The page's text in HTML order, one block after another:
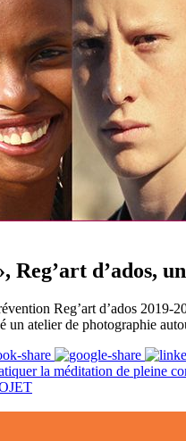
Reg’art d’ados,
Reg’art d’ados
un atelier de photographie
la méditation de pleine